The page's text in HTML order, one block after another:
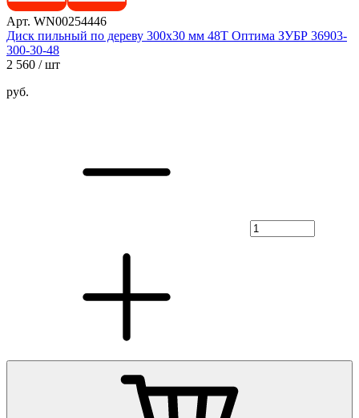
Арт. WN00254446
Диск пильный по дереву 300x30 мм 48T Оптима ЗУБР 36903-
300-30-48
2 560 / шт
руб.